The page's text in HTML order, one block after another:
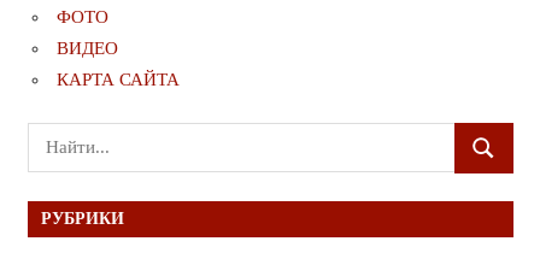
ФОТО
ВИДЕО
КАРТА САЙТА
Поиск
для:
ПОИСК
РУБРИКИ